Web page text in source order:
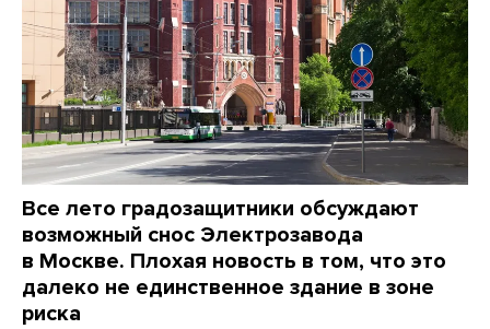
Все лето градозащитники обсуждают
возможный снос Электрозавода
в Москве. Плохая новость в том, что это
далеко не единственное здание в зоне
риска